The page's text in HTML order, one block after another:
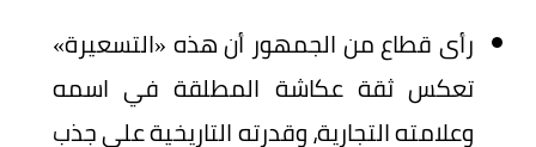
رأى قطاع من الجمهور أن هذه «التسعيرة»
تعكس ثقة عكاشة المطلقة في اسمه
وعلامته التجارية، وقدرته التاريخية على جذب